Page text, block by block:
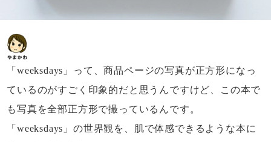
「weeksdays」って、商品ページの写真が正方形になっ
ているのがすごく印象的だと思うんですけど、
この本で
も写真を全部正方形で撮っているんです。
「weeksdays」の世界観を、
肌で体感できるような本に